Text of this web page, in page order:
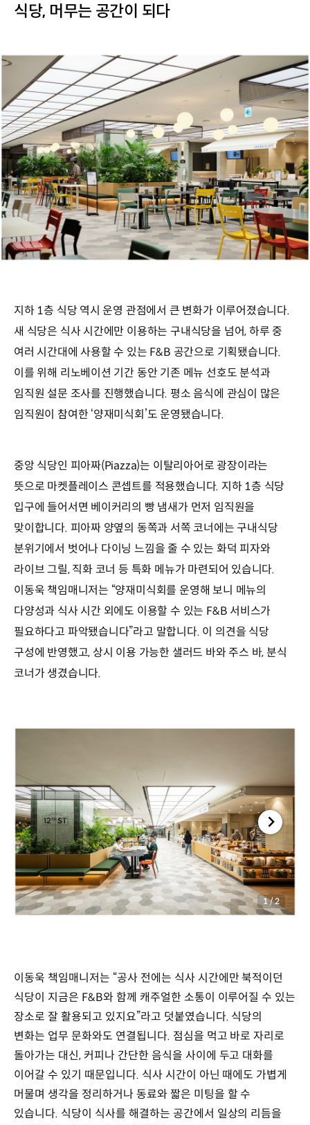
식당, 머무는 공간이 되다
지하 1층 식당 역시 운영 관점에서 큰 변화가 이루어졌습니다.
새 식당은 식사 시간에만 이용하는 구내식당을 넘어, 하루 중
여러 시간대에 사용할 수 있는 F&B 공간으로 기획됐습니다.
이를 위해 리노베이션 기간 동안 기존 메뉴 선호도 분석과
임직원 설문 조사를 진행했습니다. 평소 음식에 관심이 많은
임직원이 참여한 ‘양재미식회’도 운영됐습니다.
중앙 식당인 피아짜(Piazza)는 이탈리아어로 광장이라는
뜻으로 마켓플레이스 콘셉트를 적용했습니다. 지하 1층 식당
입구에 들어서면 베이커리의 빵 냄새가 먼저 임직원을
맞이합니다. 피아짜 양옆의 동쪽과 서쪽 코너에는 구내식당
분위기에서 벗어나 다이닝 느낌을 줄 수 있는 화덕 피자와
라이브 그릴, 직화 코너 등 특화 메뉴가 마련되어 있습니다.
이동욱 책임매니저는 “양재미식회를 운영해 보니 메뉴의
다양성과 식사 시간 외에도 이용할 수 있는 F&B 서비스가
필요하다고 파악됐습니다”라고 말합니다. 이 의견을 식당
구성에 반영했고, 상시 이용 가능한 샐러드 바와 주스 바, 분식
코너가 생겼습니다.
1/2
이동욱 책임매니저는 “공사 전에는 식사 시간에만 북적이던
식당이 지금은 F&B와 함께 캐주얼한 소통이 이루어질 수 있는
장소로 잘 활용되고 있지요”라고 덧붙였습니다. 식당의
변화는 업무 문화와도 연결됩니다. 점심을 먹고 바로 자리로
돌아가는 대신, 커피나 간단한 음식을 사이에 두고 대화를
이어갈 수 있기 때문입니다. 식사 시간이 아닌 때에도 가볍게
머물며 생각을 정리하거나 동료와 짧은 미팅을 할 수
있습니다. 식당이 식사를 해결하는 공간에서 일상의 리듬을